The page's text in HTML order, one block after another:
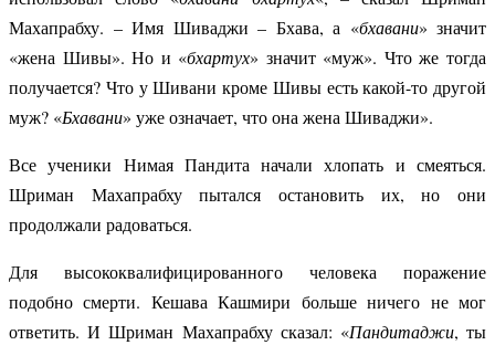
Махапрабху. – Имя Шиваджи – Бхава, а «бхавани» значит
«жена Шивы». Но и «бхартух» значит «муж». Что же тогда
получается? Что у Шивани кроме Шивы есть какой-то другой
муж? «Бхавани» уже означает, что она жена Шиваджи».
Все ученики Нимая Пандита начали хлопать и смеяться.
Шриман Махапрабху пытался остановить их, но они
продолжали радоваться.
Для высококвалифицированного человека поражение
подобно смерти. Кешава Кашмири больше ничего не мог
ответить. И Шриман Махапрабху сказал: «Пандитаджи, ты